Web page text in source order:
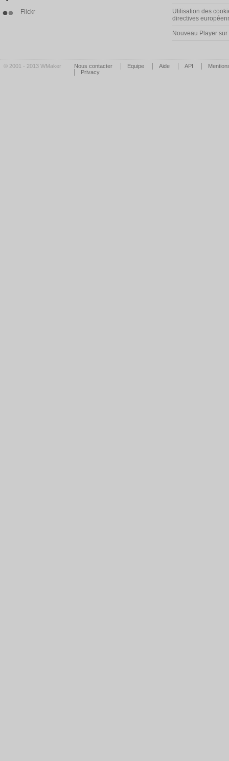
Flickr
Utilisation des
directives
Nouveau Player sur
© 2001 - 2013 WMaker Nous contacter Equipe Aide API
Privacy